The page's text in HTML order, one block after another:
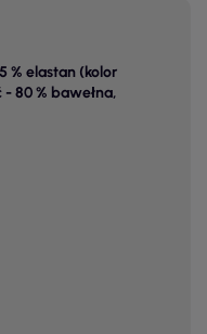
% elastan (kolor
- 80 % bawełna,